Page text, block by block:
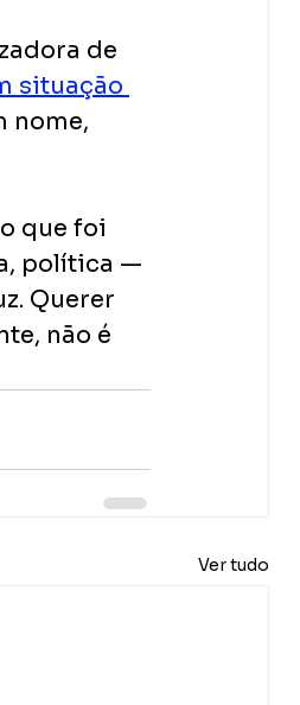
de
situação
nome,
que foi
política —
Querer
não é
Ver tudo